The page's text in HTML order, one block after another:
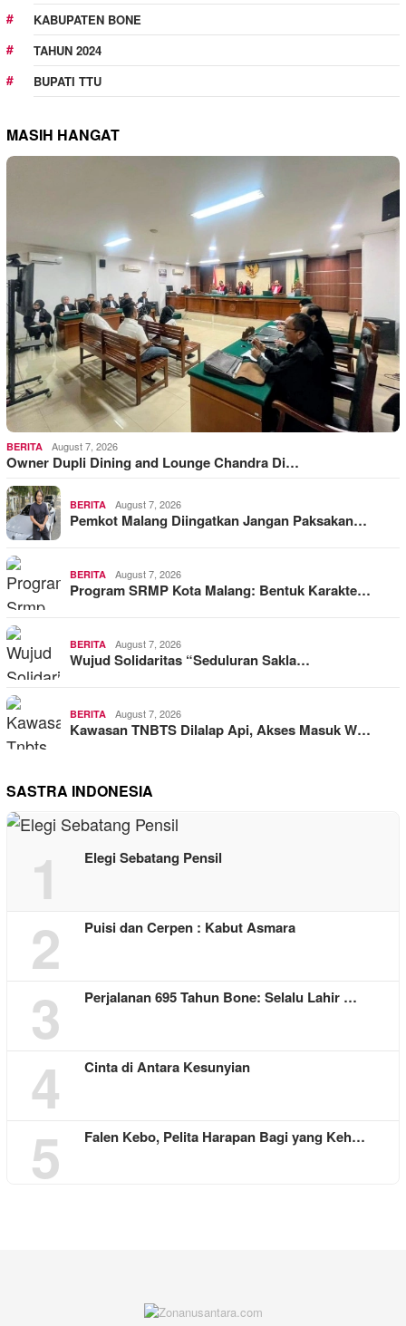
KABUPATEN BONE
TAHUN 2024
BUPATI TTU
MASIH HANGAT
BERITA August 7, 2026
Owner Dupli Dining and Lounge Chandra Di…
BERITA August 7, 2026
Pemkot Malang Diingatkan Jangan Paksakan…
BERITA August 7, 2026
Program SRMP Kota Malang: Bentuk Karakte…
BERITA August 7, 2026
Wujud Solidaritas “Seduluran Sakla…
BERITA August 7, 2026
Kawasan TNBTS Dilalap Api, Akses Masuk W…
SASTRA INDONESIA
1 Elegi Sebatang Pensil
2 Puisi dan Cerpen : Kabut Asmara
3 Perjalanan 695 Tahun Bone: Selalu Lahir …
4 Cinta di Antara Kesunyian
5 Falen Kebo, Pelita Harapan Bagi yang Keh…